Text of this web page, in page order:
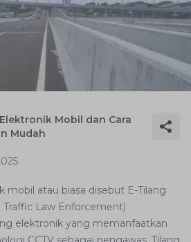
Mobil dan Cara
Mudah
mobil atau biasa disebut E-Tilang
Traffic Law Enforcement)
elektronik yang memanfaatkan